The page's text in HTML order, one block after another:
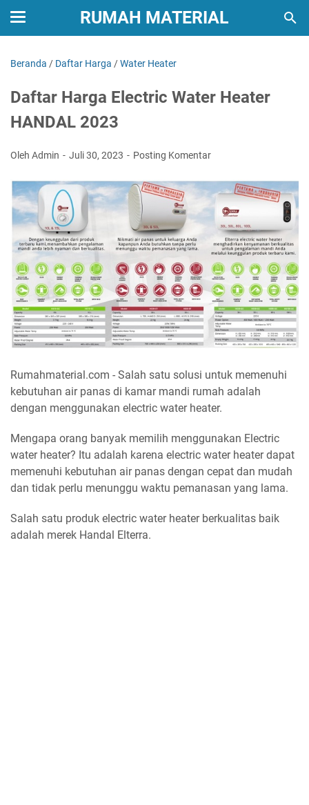
RUMAH MATERIAL
Beranda / Daftar Harga /Water Heater
Daftar Harga Electric Water Heater
HANDAL 2023
Oleh Admin Juli 30, 2023 Posting Komentar
Rumahmaterial.com - Salah satu solusi untuk memenuhi
kebutuhan air panas di kamar mandi rumah adalah
dengan menggunakan electric water heater.
Mengapa orang banyak memilih menggunakan Electric
water heater? Itu adalah karena electric water heater dapat
memenuhi kebutuhan air panas dengan cepat dan mudah
dan tidak perlu menunggu waktu pemanasan yang lama.
Salah satu produk electric water heater berkualitas baik
adalah merek Handal Elterra.